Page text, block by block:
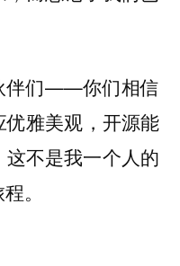
伴们——你们相信
雅美观，开源能
不是我一个人的
。